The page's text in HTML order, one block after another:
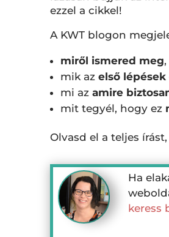
ezzel a cikkel!
A KWT blogon
miről ismered meg
mik az első lépések
mi azamire
mit tegyél, hogy ez
Olvasd el a teljes
Ha
keress